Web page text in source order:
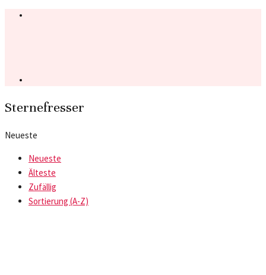
Sternefresser
Neueste
Neueste
Älteste
Zufällig
Sortierung (A-Z)